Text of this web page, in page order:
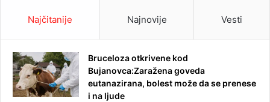
Najčitanije Najnovije Vesti
Bruceloza otkrivene kod
Bujanovca:Zaražena goveda
eutanazirana, bolest može da se prenese
i na ljude